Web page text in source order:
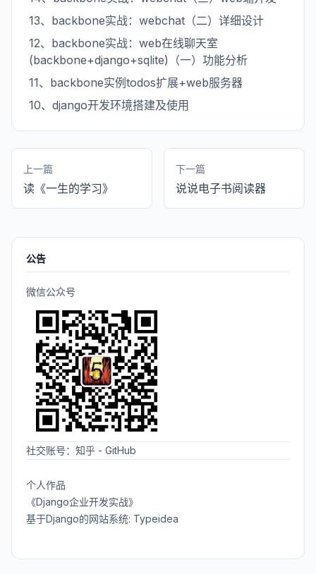
13、backbone实战：webchat（二）详细设计
12、backbone实战：web在线聊天室
(backbone+django+sqlite)（一）功能分析
11、backbone实例todos扩展+web服务器
10、django开发环境搭建及使用
上一篇
读《一生的学习》
下一篇
说说电子书阅读器
公告
微信公众号
社交账号： 知乎 - GitHub
个人作品
《Django企业开发实战》
基于Django的网站系统: Typeidea